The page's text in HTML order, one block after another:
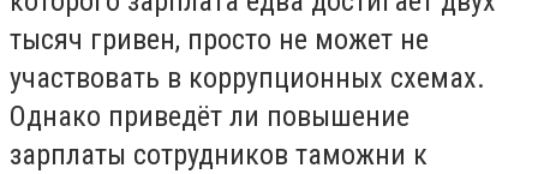
тысяч гривен, просто не может не
участвовать в коррупционных схемах.
Однако приведёт ли повышение
зарплаты сотрудников таможни к